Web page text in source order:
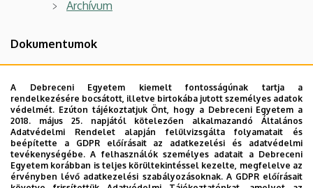
Archívum
Dokumentumok
Szakigazgatás-szervező és informatikus
agrármérnöki szak
Felvételi szakmai elbeszélgetés témakörei és
ajánlott irodalom
Hasznos linkek a szakkal kapcsolatban
A Debreceni Egyetem kiemelt fontosságúnak tartja a
rendelkezésére bocsátott, illetve birtokába jutott személyes adatok
védelmét. Ezúton tájékoztatjuk Önt, hogy a Debreceni Egyetem a
2018. május 25. napjától kötelezően alkalmazandó Általános
Adatvédelmi Rendelet alapján felülvizsgálta folyamatait és
beépítette a GDPR előírásait az adatkezelési és adatvédelmi
tevékenységébe. A felhasználók személyes adatait a Debreceni
Egyetem korábban is teljes körültekintéssel kezelte, megfelelve az
érvényben lévő adatkezelési szabályozásoknak. A GDPR előírásait